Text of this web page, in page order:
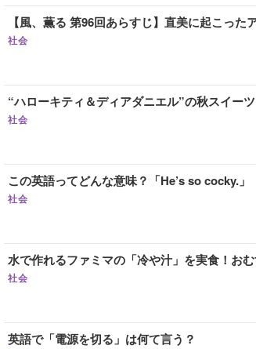
【風、薫る 第96回あらすじ】直美に起こった
社会
“ハローキティ＆ディアダニエル”の秋スイー
社会
この英語ってどんな意味？「He’s so cocky.」
社会
水で作れるファミマの「冷や汁」を実食！お
社会
英語で「電源を切る」は何て言う？